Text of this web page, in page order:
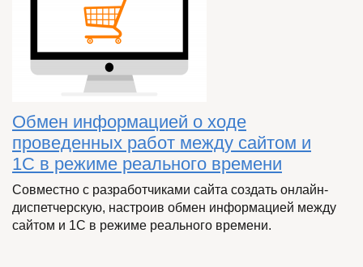
Обмен информацией о ходе
проведенных работ между сайтом и
1С в режиме реального времени
Совместно с разработчиками сайта создать онлайн-
диспетчерскую, настроив обмен информацией между
сайтом и 1С в режиме реального времени.